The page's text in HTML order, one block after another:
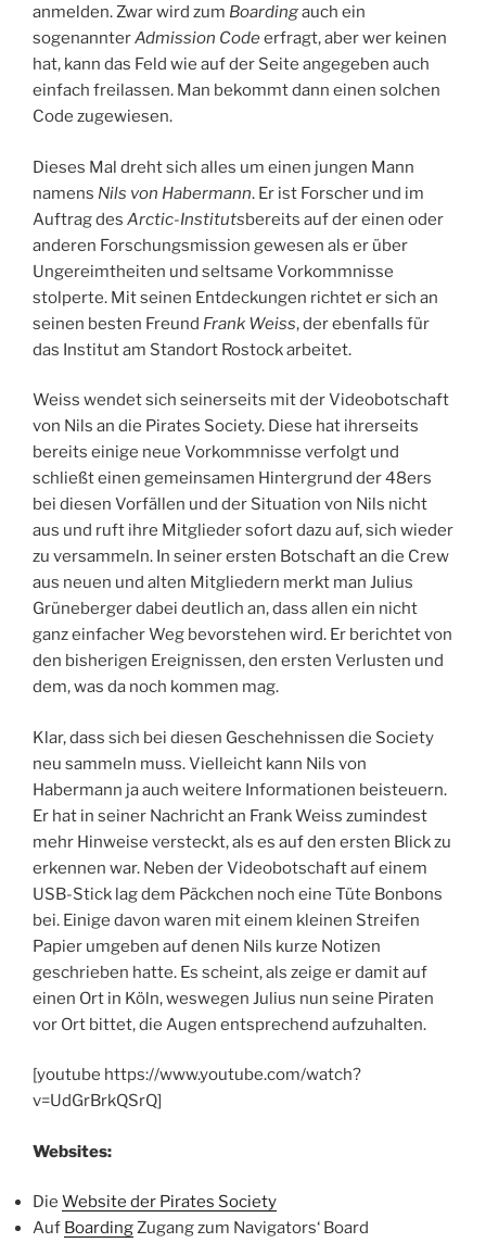
anmelden. Zwar wird zum Boardingauch ein
sogenannterAdmission Codeerfragt, aber wer keinen
hat, kann das Feld wie auf der Seite angegeben auch
einfach freilassen. Man bekommt dann einen solchen
Code zugewiesen.
Dieses Mal dreht sich alles um einen jungen Mann
namens Nils von Habermann. Er ist Forscher und im
Auftrag des Arctic-Institutsbereits auf der einen oder
anderen Forschungsmission gewesen als er über
Ungereimtheiten und seltsame Vorkommnisse
stolperte. Mit seinen Entdeckungen richtet er sich an
seinen besten Freund Frank Weiss, der ebenfalls für
das Institut am Standort Rostock arbeitet.
Weiss wendet sich seinerseits mit der Videobotschaft
von Nils an die Pirates Society. Diese hat ihrerseits
bereits einige neue Vorkommnisse verfolgt und
schließt einen gemeinsamen Hintergrund der 48ers
bei diesen Vorfällen und der Situation von Nils nicht
aus und ruft ihre Mitglieder sofort dazu auf, sich wieder
zu versammeln. In seiner ersten Botschaft an die Crew
aus neuen und alten Mitgliedern merkt man Julius
Grüneberger dabei deutlich an, dass allen ein nicht
ganz einfacher Weg bevorstehen wird. Er berichtet von
den bisherigen Ereignissen, den ersten Verlusten und
dem, was da noch kommen mag.
Klar, dass sich bei diesen Geschehnissen die Society
neu sammeln muss. Vielleicht kann Nils von
Habermann ja auch weitere Informationen beisteuern.
Er hat in seiner Nachricht an Frank Weiss zumindest
mehr Hinweise versteckt, als es auf den ersten Blick zu
erkennen war. Neben der Videobotschaft auf einem
USB-Stick lag dem Päckchen noch eine Tüte Bonbons
bei. Einige davon waren mit einem kleinen Streifen
Papier umgeben auf denen Nils kurze Notizen
geschrieben hatte. Es scheint, als zeige er damit auf
einen Ort in Köln, weswegen Julius nun seine Piraten
vor Ort bittet, die Augen entsprechend aufzuhalten.
[youtube https://www.youtube.com/watch?
v=UdGrBrkQSrQ]
Websites:
Die Website der Pirates Society
Auf BoardingZugang zum Navigators‘ Board